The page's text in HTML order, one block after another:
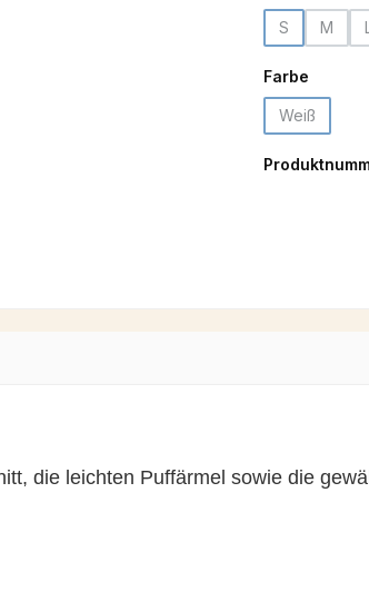
S M L
Farbe
Weiß
die leichten Puffärmel sowie die